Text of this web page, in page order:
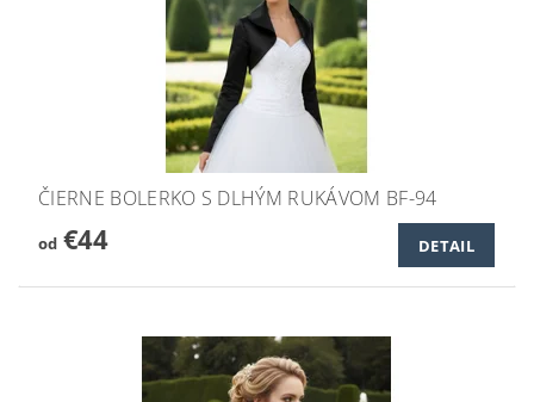
ČIERNE BOLERKO S DLHÝM RUKÁVOM BF-94
od€44 DETAIL